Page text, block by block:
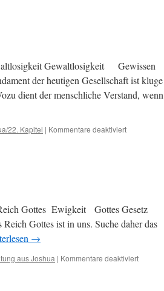
Gewaltlosigkeit Gewissen
der heutigen Gesellschaft ist kluge
dient der menschliche Verstand, wenn
22. Kapitel | Kommentare deaktiviertfür
Gottes Ewigkeit Gottes Gesetz
Gottes ist in uns. Suche daher das
→
aus Joshua | Kommentare deaktiviertfür